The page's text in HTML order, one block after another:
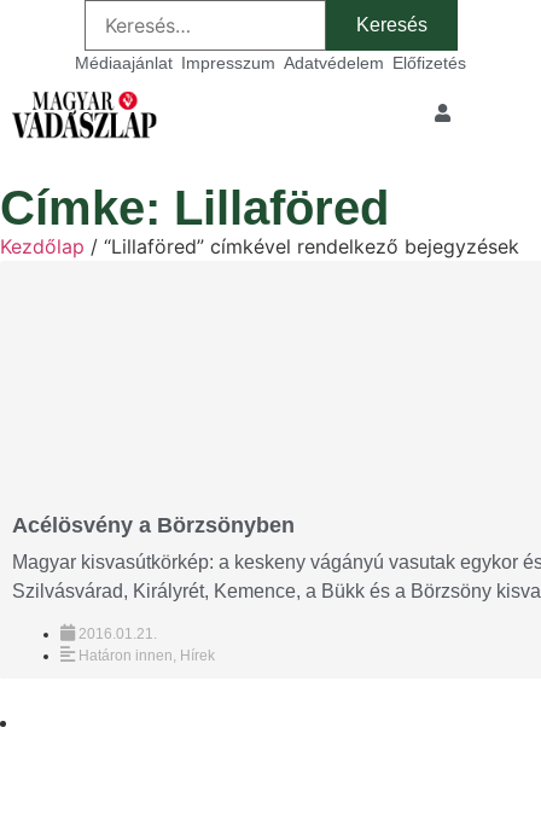
Médiaajánlat Impresszum Adatvédelem Előfizetés
Címke: Lillaföred
Kezdőlap / “Lillaföred” címkével rendelkező bejegyzések
Acélösvény a Börzsönyben
Magyar kisvasútkörkép: a keskeny vágányú vasutak egykor
Szilvásvárad, Királyrét, Kemence, a Bükk és a Börzsöny
2016.01.21.
Határon innen, Hírek